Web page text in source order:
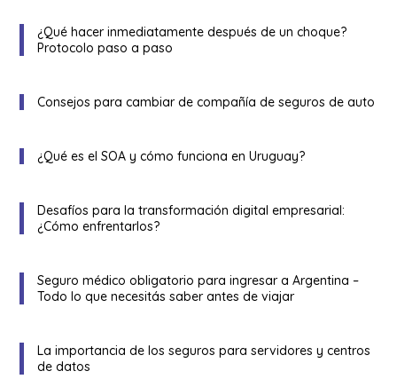
¿Qué hacer inmediatamente después de un choque?
Protocolo paso a paso
Consejos para cambiar de compañía de seguros de auto
¿Qué es el SOA y cómo funciona en Uruguay?
Desafíos para la transformación digital empresarial:
¿Cómo enfrentarlos?
Seguro médico obligatorio para ingresar a Argentina –
Todo lo que necesitás saber antes de viajar
La importancia de los seguros para servidores y centros
de datos